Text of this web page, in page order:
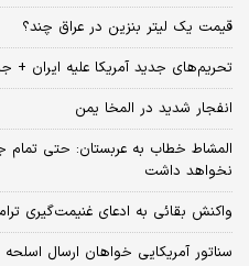
قیمت یک لیتر بنزین در عراق چند؟
تحریم‌های جدید آمریکا علیه ایران +
انفجار شدید در المخا یمن
المشاط خطاب به عربستان: حتی تمام
نخواهد داشت
واکنش بقائی به ادعای غنیمت‌گیری
سناتور آمریکایی خواهان ارسال